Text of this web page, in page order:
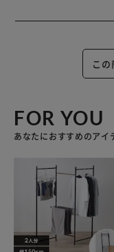
こ
FOR YOU
あなたにおすすめのアイ